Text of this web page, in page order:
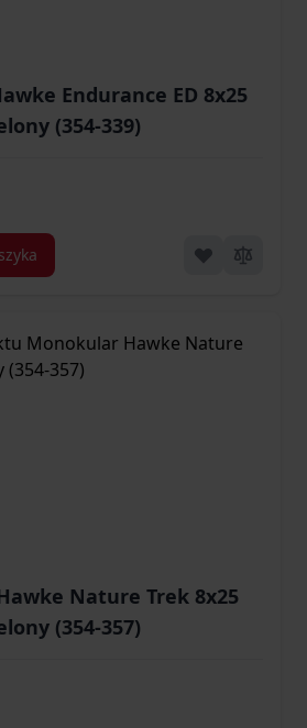
Endurance ED 8x25
(354-339)
Nature Trek 8x25
(354-357)